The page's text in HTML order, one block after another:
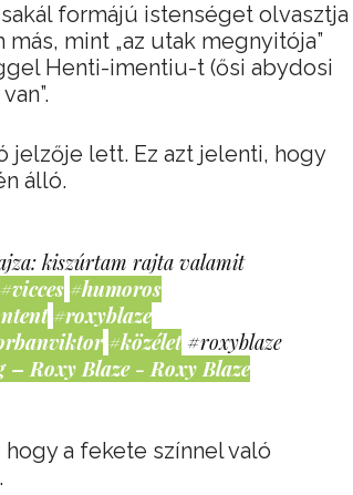
formájú istenséget olvasztja
mint „az utak megnyitója”
Henti-imentiu-t (ősi abydosi
jelzője lett. Ez azt jelenti, hogy
álló.
kiszúrtam rajta valamit
#vicces #humoros
#roxyblaze
#közélet #roxyblaze
– Roxy Blaze - Roxy Blaze
a fekete színnel való